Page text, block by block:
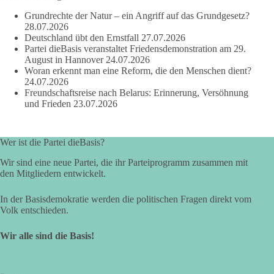
wenn er Sachsen-Anhalt nicht weiterbringt.
💬 Was ist dir wichtiger: der Absender eines Antrags oder das
Ergebnis für Sachsen-Anhalt?
#dieBasis #sachsenanhalt
👉 Folgen:
24 6 2 Auf Facebook ansehen
2 Tage(n) zuvor
⚡ Vorsorge ist richtig. Aber Vorsorge ersetzt keine verlässliche
Grundrechte der Natur – ein Angriff auf das Grundgesetz?
28.07.2026
Deutschland übt den Ernstfall 27.07.2026
Partei dieBasis veranstaltet Friedensdemonstration am 29.
August in Hannover 24.07.2026
Woran erkennt man eine Reform, die den Menschen dient?
24.07.2026
Freundschaftsreise nach Belarus: Erinnerung, Versöhnung
und Frieden 23.07.2026
Wer ist die Partei dieBasis?
Wir sind eine neue Partei, die ihr Parteiprogramm zusammen mit
den Mitgliedern entwickelt.
In der Basisdemokratie werden die politischen Fragen direkt vom
Volk entschieden.
Wir alle sind die Basis!